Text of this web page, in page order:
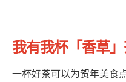
我有我杯「香草
一杯好茶可以为贺年美食